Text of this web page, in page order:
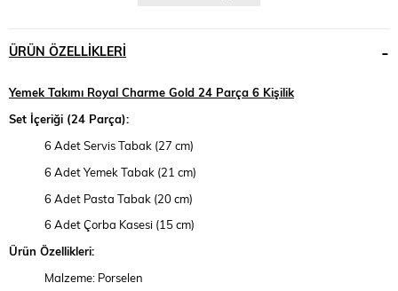
ÜRÜN ÖZELLIKLERI
Yemek Takımı Royal Charme Gold 24 Parça 6 Kişilik
Set İçeriği (24 Parça):
6 Adet Servis Tabak (27 cm)
6 Adet Yemek Tabak (21 cm)
6 Adet Pasta Tabak (20 cm)
6 Adet Çorba Kasesi (15 cm)
Ürün Özellikleri:
Malzeme: Porselen